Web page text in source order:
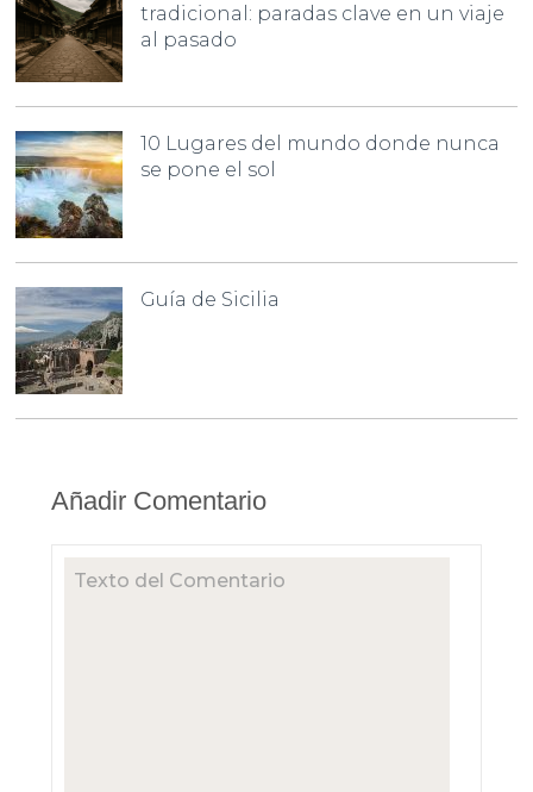
tradicional: paradas clave en un viaje
al pasado
10 Lugares del mundo donde nunca
se pone el sol
Guía de Sicilia
Añadir Comentario